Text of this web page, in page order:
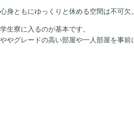
身ともにゆっくりと休める空間は不可欠。
生寮に入るのが基本です。
やグレードの高い部屋や一人部屋を事前